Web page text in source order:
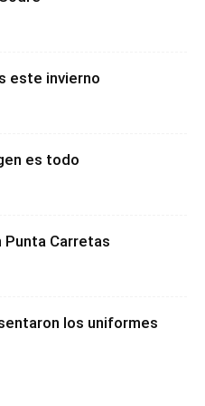
este invierno
es todo
Punta Carretas
los uniformes